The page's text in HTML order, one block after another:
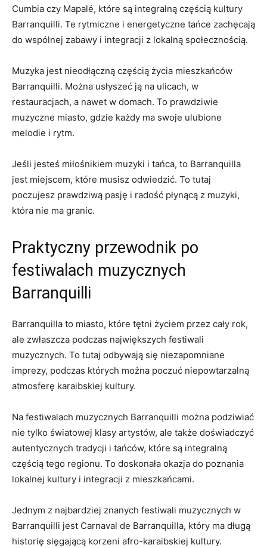
Cumbia czy ‍Mapalé, które ⁤są integralną ‍częścią kultury
Barranquilli. Te rytmiczne i energetyczne tańce zachęcają
do wspólnej zabawy i integracji z ‍lokalną⁣ społecznością.
Muzyka jest nieodłączną​ częścią ⁣życia mieszkańców
Barranquilli. Można usłyszeć ją ​na ulicach,⁤ w
restauracjach, a nawet w domach.⁤ To ⁤prawdziwie⁤
muzyczne miasto, gdzie ⁢każdy ma swoje ulubione
melodie⁤ i rytm.
Jeśli jesteś miłośnikiem​ muzyki‍ i tańca, to Barranquilla
jest miejscem, które musisz odwiedzić. To ⁢tutaj⁤
poczujesz prawdziwą pasję ​i radość płynącą⁤ z‍ muzyki,
⁢która ‌nie ma granic.
Praktyczny⁤ przewodnik po
festiwalach muzycznych
Barranquilli
Barranquilla⁤ to‍ miasto, które tętni życiem przez cały rok,
ale ⁣zwłaszcza podczas największych festiwali
muzycznych. To tutaj odbywają się niezapomniane ​
imprezy, podczas których⁣ można poczuć niepowtarzalną
atmosferę karaibskiej kultury.
Na festiwalach muzycznych ⁤Barranquilli można podziwiać
nie tylko światowej klasy artystów, ale także ⁢doświadczyć
autentycznych tradycji i tańców, które są integralną ​
częścią tego‍ regionu. To doskonała okazja do poznania
⁤lokalnej ‌kultury i⁤ integracji z mieszkańcami.
Jednym z najbardziej znanych festiwali muzycznych w
Barranquilli jest Carnaval de Barranquilla, ​który ma ‌długą⁤
historię⁢ sięgającą korzeni ⁣afro-karaibskiej kultury.